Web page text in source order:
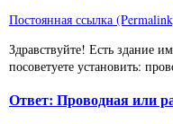
Постоянная ссылка
Здравствуйте! Есть здание
посоветуете установить:
Ответ: Проводная или